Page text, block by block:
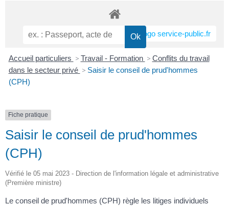
Accueil particuliers > Travail - Formation > Conflits du travail
dans le secteur privé > Saisir le conseil de prud'hommes
(CPH)
Fiche pratique
Saisir le conseil de prud'hommes
(CPH)
Vérifié le 05 mai 2023 - Direction de l'information légale et administrative
(Première ministre)
Le conseil de prud'hommes (CPH) règle les litiges individuels